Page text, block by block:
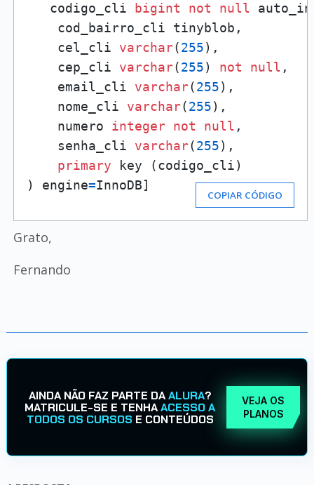
   codigo_cli
bigint not null
    cod_bairro_cli tinyblob,
    cel_cli
varchar(255),
    cep_cli
varchar(255) not null ,
    email_cli
varchar(255),
    nome_cli
varchar(255),
    numero
integer not null ,
    senha_cli
varchar(255),
primary key (codigo_cli)
) engine=InnoDB]
COPIAR CÓDIGO
Grato,
Fernando
AINDA NÃO FAZ PARTE DAALURA?
MATRICULE-SE E TENHAACESSO A
TODOS OS CURSOS E CONTEÚDOS
VEJA OS
PLANOS